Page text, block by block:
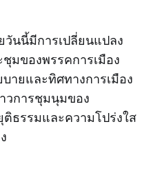
นนี้มีการเปลี่ยนแปลง
มของพรรคการเมือง
ายและทิศทางการเมือง
วการชุมนุมของ
ธรรมและความโปร่งใส